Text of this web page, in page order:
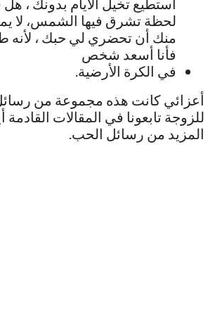
أستطيع تخيل الأيام بدونك ،
لحظة تشرق فيها الشمس، لا
منك أن تحضري لي حبك ، لأنه
فأنا أسعد شخص
في الكرة الأرضية.
أعزائي كانت هذه مجموعة من
للزوجة تابعونا في المقالات
المزيد من رسائل الحب.